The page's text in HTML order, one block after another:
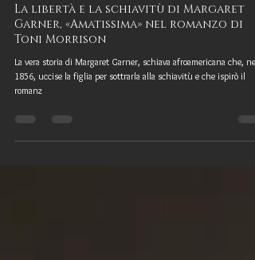
15 feb 2021
La libertà e la schiavitù di Margaret
Garner, «Amatissima» nel romanzo di
Toni Morrison
La vera storia di Margaret Garner, schiava afroamericana che, nel
romanz